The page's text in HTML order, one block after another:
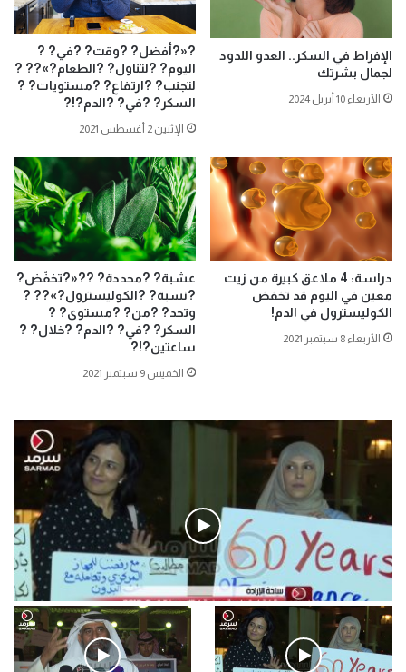
الإفراط في السكر.. العدو اللدود
لجمال بشرتك
الأربعاء 10 أبريل 2024
?«?أفضل? ?وقت? ?في? ?
اليوم? ?لتناول? ?الطعام?»?? ?
لتجنب? ?ارتفاع? ?مستويات? ?
السكر? ?في? ?الدم?!?
الإثنين 2 أغسطس 2021
دراسة: 4 ملاعق كبيرة من زيت
معين في اليوم قد تخفض
الكوليسترول في الدم!
الأربعاء 8 سبتمبر 2021
عشبة? ?محددة? ??«?تخفّض?
?نسبة? ?الكوليسترول?»?? ?
وتحد? ?من? ?مستوى? ?
السكر? ?في? ?الدم? ?خلال? ?
ساعتين?!?
الخميس 9 سبتمبر 2021
فيديو
.وقفة احتجاجية رمزية لـ”#البدون” في ساحة الإرادة 4-5-2019.